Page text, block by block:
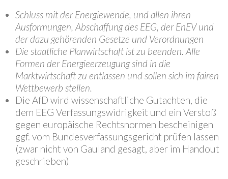
Schluss mit der Energiewende, und allen ihren
Ausformungen, Abschaffung des EEG, der EnEV und
der dazu gehörenden Gesetze und Verordnungen
Die staatliche Planwirtschaft ist zu beenden. Alle
Formen der Energieerzeugung sind in die
Marktwirtschaft zu entlassen und sollen sich im fairen
Wettbewerb stellen.
Die AfD wird wissenschaftliche Gutachten, die
dem EEG Verfassungswidrigkeit und ein Verstoß
gegen europäische Rechtsnormen bescheinigen
ggf. vom Bundesverfassungsgericht prüfen lassen
(zwar nicht von Gauland gesagt, aber im Handout
geschrieben)